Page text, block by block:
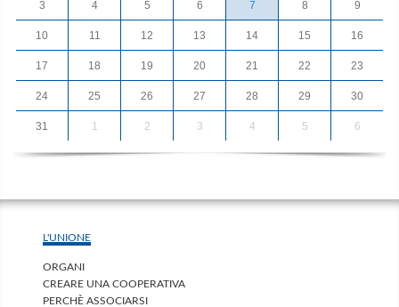
3 4 5 6 7 8 9
10 11 12 13 14 15 16
17 18 19 20 21 22 23
24 25 26 27 28 29 30
31 1 2 3 4 5 6
L'UNIONE
ORGANI
CREARE UNA COOPERATIVA
PERCHÈ ASSOCIARSI